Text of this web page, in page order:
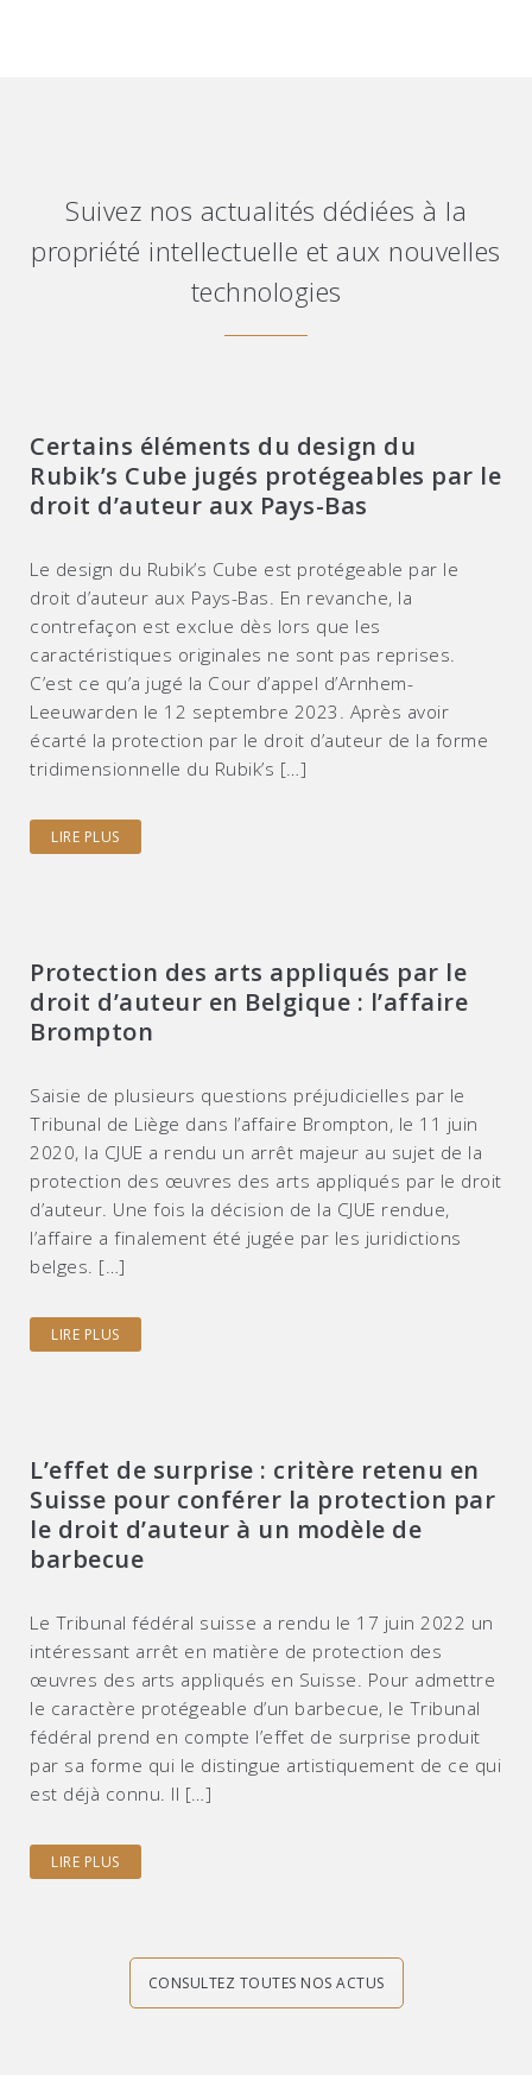
Suivez nos actualités dédiées à la
propriété intellectuelle et aux nouvelles
technologies
Certains éléments du design du
Rubik’s Cube jugés protégeables par le
droit d’auteur aux Pays-Bas
Le design du Rubik’s Cube est protégeable par le
droit d’auteur aux Pays-Bas. En revanche, la
contrefaçon est exclue dès lors que les
caractéristiques originales ne sont pas reprises.
C’est ce qu’a jugé la Cour d’appel d’Arnhem-
Leeuwarden le 12 septembre 2023. Après avoir
écarté la protection par le droit d’auteur de la forme
tridimensionnelle du Rubik’s […]
LIRE PLUS
Protection des arts appliqués par le
droit d’auteur en Belgique : l’affaire
Brompton
Saisie de plusieurs questions préjudicielles par le
Tribunal de Liège dans l’affaire Brompton, le 11 juin
2020, la CJUE a rendu un arrêt majeur au sujet de la
protection des œuvres des arts appliqués par le droit
d’auteur. Une fois la décision de la CJUE rendue,
l’affaire a finalement été jugée par les juridictions
belges. […]
LIRE PLUS
L’effet de surprise : critère retenu en
Suisse pour conférer la protection par
le droit d’auteur à un modèle de
barbecue
Le Tribunal fédéral suisse a rendu le 17 juin 2022 un
intéressant arrêt en matière de protection des
œuvres des arts appliqués en Suisse. Pour admettre
le caractère protégeable d’un barbecue, le Tribunal
fédéral prend en compte l’effet de surprise produit
par sa forme qui le distingue artistiquement de ce qui
est déjà connu. Il […]
LIRE PLUS
CONSULTEZ TOUTES NOS ACTUS